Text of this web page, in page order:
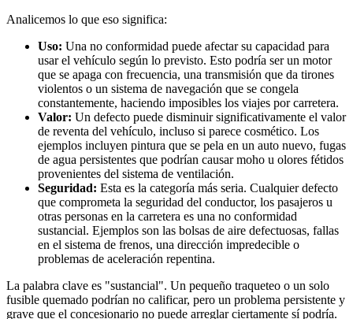
Analicemos lo que eso significa:
Uso: Una no conformidad puede afectar su capacidad para
usar el vehículo según lo previsto. Esto podría ser un motor
que se apaga con frecuencia, una transmisión que da tirones
violentos o un sistema de navegación que se congela
constantemente, haciendo imposibles los viajes por carretera.
Valor: Un defecto puede disminuir significativamente el valor
de reventa del vehículo, incluso si parece cosmético. Los
ejemplos incluyen pintura que se pela en un auto nuevo, fugas
de agua persistentes que podrían causar moho u olores fétidos
provenientes del sistema de ventilación.
Seguridad: Esta es la categoría más seria. Cualquier defecto
que comprometa la seguridad del conductor, los pasajeros u
otras personas en la carretera es una no conformidad
sustancial. Ejemplos son las bolsas de aire defectuosas, fallas
en el sistema de frenos, una dirección impredecible o
problemas de aceleración repentina.
La palabra clave es "sustancial". Un pequeño traqueteo o un solo
fusible quemado podrían no calificar, pero un problema persistente y
grave que el concesionario no puede arreglar ciertamente sí podría.